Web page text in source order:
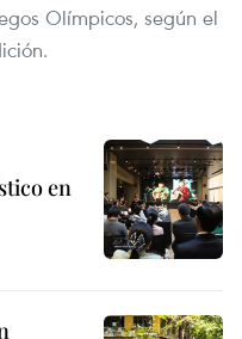
Olímpicos, según el
en